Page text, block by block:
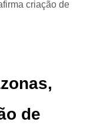
de